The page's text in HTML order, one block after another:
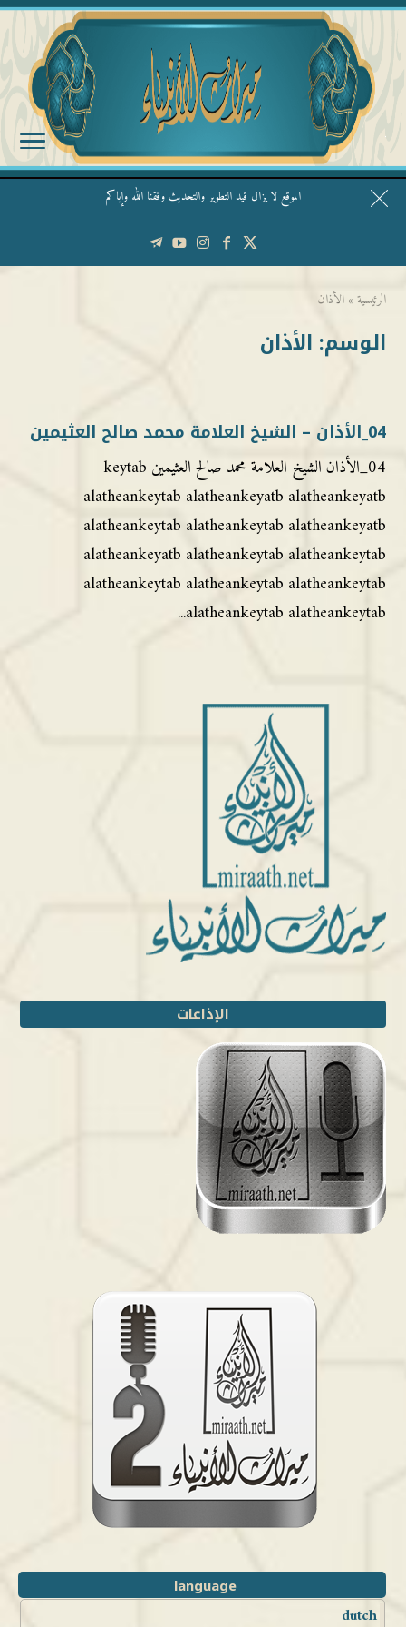
الموقع لا يزال قيد التطوير والتحديث وفقنا الله وإياكم
قال الشيخ ربيع وفقه الله: نحن ليس عندنا تقديس الأشخاص
الرئيسية » الأذان
الوسم: الأذان
04_الأذان – الشيخ العلامة محمد صالح العثيمين
04_الأذان الشيخ العلامة محمد صالح العثيمين keytab
alatheankeytab alatheankeyatb alatheankeyatb
alatheankeytab alatheankeytab alatheankeyatb
alatheankeyatb alatheankeytab alatheankeytab
alatheankeytab alatheankeytab alatheankeytab
alatheankeytab alatheankeytab...
الإذاعات
language
dutch